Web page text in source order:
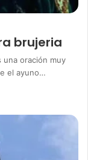
brujeria
oración muy
el ayuno…